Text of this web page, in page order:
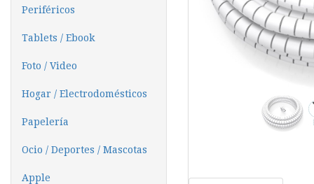
Periféricos
Tablets / Ebook
Foto / Video
Hogar / Electrodomésticos
Papelería
Ocio / Deportes / Mascotas
Apple